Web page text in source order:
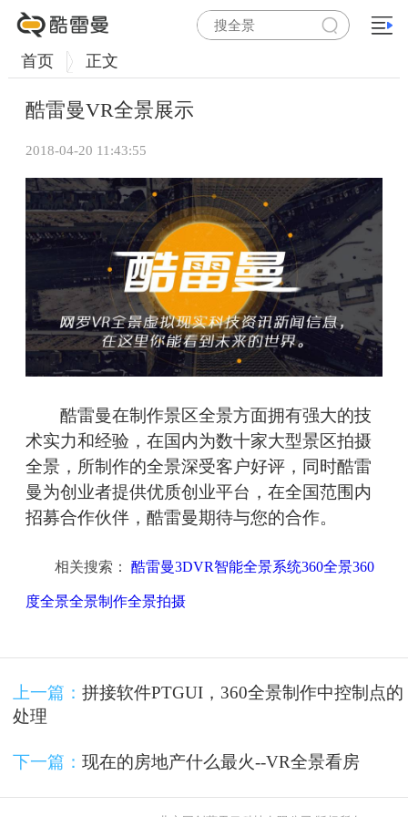
首页 正文
酷雷曼VR全景展示
2018-04-20 11:43:55
酷雷曼在制作景区全景方面拥有强大的技
术实力和经验，在国内为数十家大型景区拍摄
全景，所制作的全景深受客户好评，同时酷雷
曼为创业者提供优质创业平台，在全国范围内
招募合作伙伴，酷雷曼期待与您的合作。
相关搜索： 酷雷曼3DVR智能全景系统360全景360
度全景全景制作全景拍摄
上一篇： 拼接软件PTGUI，360全景制作中控制点的
处理
下一篇： 现在的房地产什么最火--VR全景看房